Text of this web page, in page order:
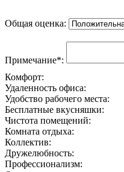
Общая оценка:
Примечание*:
Комфорт:
Удаленность офиса:
Удобство рабочего места:
Бесплатные вкусняшки:
Чистота помещений:
Комната отдыха:
Коллектив:
Дружелюбность:
Профессионализм: